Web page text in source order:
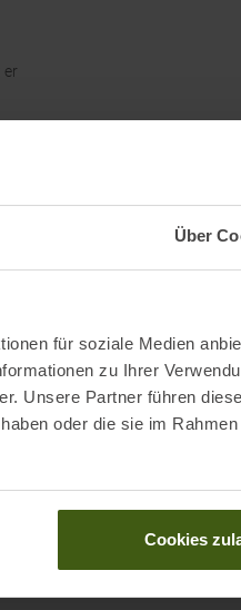
Über
für soziale Medien
zu Ihrer
Unsere Partner führen
oder die sie im
Cookies
er